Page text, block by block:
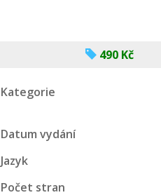
490 Kč
Kategorie
Datum vydání
Jazyk
Počet stran